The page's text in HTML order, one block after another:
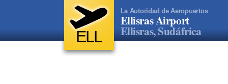
ELL
La Autoridad de Aeropuertos
Ellisras Airport
Ellisras, Sudáfrica